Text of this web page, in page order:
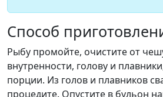
Способ
Рыбу промойте, очистите от
внутренности, голову и
порции. Из голов и плавников
процедите. Опустите в бульон